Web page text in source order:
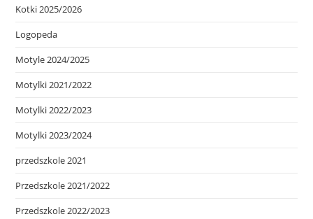
Kotki 2025/2026
Logopeda
Motyle 2024/2025
Motylki 2021/2022
Motylki 2022/2023
Motylki 2023/2024
przedszkole 2021
Przedszkole 2021/2022
Przedszkole 2022/2023